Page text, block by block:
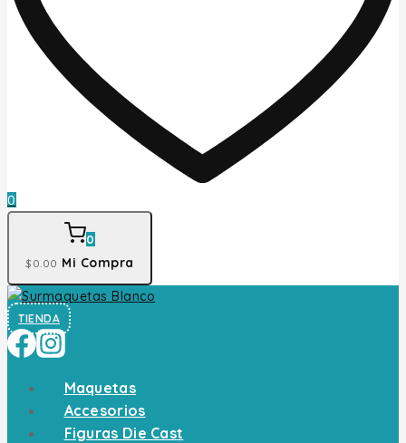
0
0
$0 .00 Mi Compra
TIENDA
Maquetas
Accesorios
Figuras Die Cast